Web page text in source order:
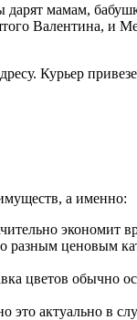
мамам,
Валентина, и
Курьер
а именно:
экономит
ценовым
цветов обычно
актуально в